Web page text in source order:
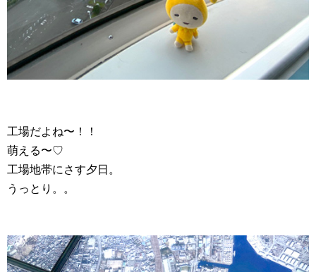
工場だよね〜！！
萌える〜♡
工場地帯にさす夕日。
うっとり。。